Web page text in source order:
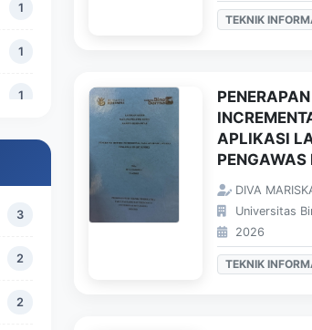
1
1
1
3
2
2
TEKNIK
APLIKASI
PENGAWAS
DIVA
Universitas
2026
TEKNIK